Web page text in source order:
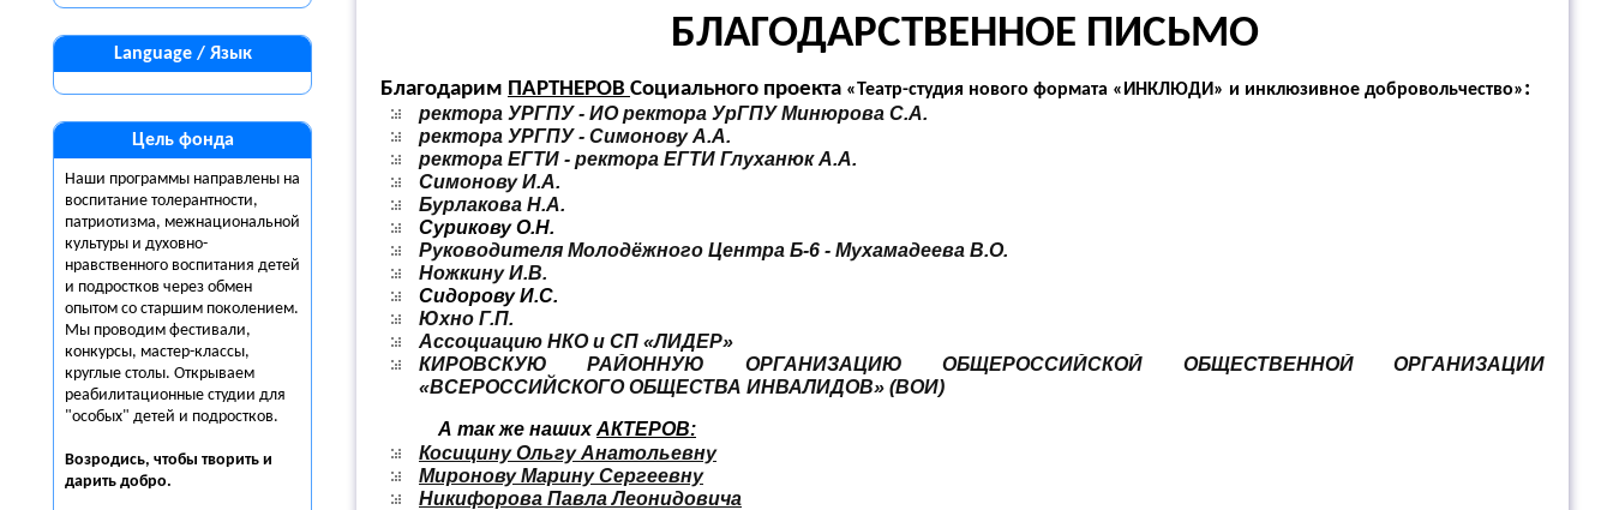
Language / Язык
Цель фонда
Наши программы направлены на
воспитание толерантности,
патриотизма, межнациональной
культуры и духовно-
нравственного воспитания детей
и подростков через обмен
опытом со старшим поколением.
Мы проводим фестивали,
конкурсы, мастер-классы,
круглые столы. Открываем
реабилитационные студии для
"особых" детей и подростков.
Возродись, чтобы творить и
дарить добро.
БЛАГОДАРСТВЕННОЕ ПИСЬМО
Благодарим ПАРТНЕРОВ Социального проекта «Театр-студия нового формата «ИНКЛЮДИ» и инклюзивное добровольчество»:
ректора УРГПУ - ИО ректора УрГПУ Минюрова С.А.
ректора УРГПУ - Симонову А.А.
ректора ЕГТИ - ректора ЕГТИ Глуханюк А.А.
Симонову И.А.
Бурлакова Н.А.
Сурикову О.Н.
Руководителя Молодёжного Центра Б-6 - Мухамадеева В.О.
Ножкину И.В.
Сидорову И.С.
Юхно Г.П.
Ассоциацию НКО и СП «ЛИДЕР»
КИРОВСКУЮ РАЙОННУЮ ОРГАНИЗАЦИЮОБЩЕРОССИЙСКОЙ ОБЩЕСТВЕННОЙ ОРГАНИЗАЦИИ
«ВСЕРОССИЙСКОГО ОБЩЕСТВА ИНВАЛИДОВ» (ВОИ)
А так же нашихАКТЕРОВ:
Косицину Ольгу Анатольевну
Миронову Марину Сергеевну
Никифорова Павла Леонидовича